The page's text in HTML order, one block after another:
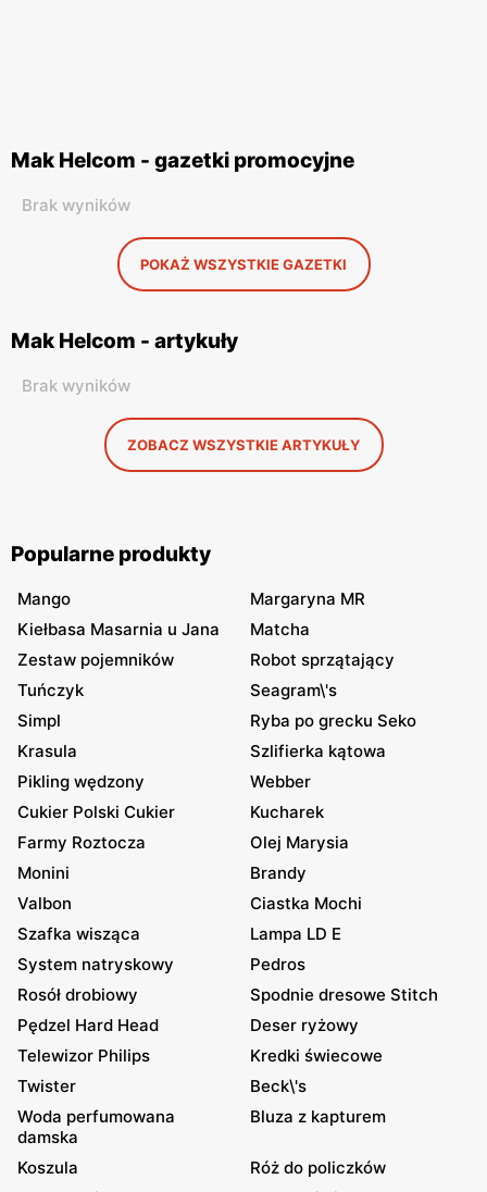
Mak Helcom - gazetki promocyjne
Brak wyników
POKAŻ WSZYSTKIE GAZETKI
Mak Helcom - artykuły
Brak wyników
ZOBACZ WSZYSTKIE ARTYKUŁY
Popularne produkty
Mango
Margaryna MR
Kiełbasa Masarnia u Jana
Matcha
Zestaw pojemników
Robot sprzątający
Tuńczyk
Seagram\'s
Simpl
Ryba po grecku Seko
Krasula
Szlifierka kątowa
Pikling wędzony
Webber
Cukier Polski Cukier
Kucharek
Farmy Roztocza
Olej Marysia
Monini
Brandy
Valbon
Ciastka Mochi
Szafka wisząca
Lampa LD E
System natryskowy
Pedros
Rosół drobiowy
Spodnie dresowe Stitch
Pędzel Hard Head
Deser ryżowy
Telewizor Philips
Kredki świecowe
Twister
Beck\'s
Woda perfumowana
damska
Bluza z kapturem
Koszula
Róż do policzków